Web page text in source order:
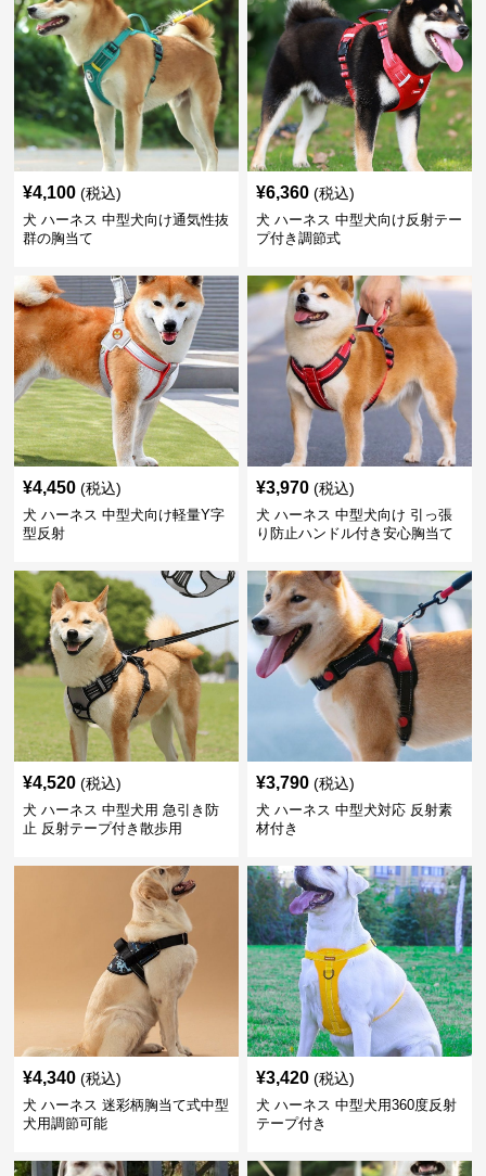
¥4,100 (税込)
犬 ハーネス 中型犬向け通気性抜
群の胸当て
¥6,360 (税込)
犬 ハーネス 中型犬向け反射テー
プ付き調節式
¥4,450 (税込)
犬 ハーネス 中型犬向け軽量Y字
型反射
¥3,970 (税込)
犬 ハーネス 中型犬向け 引っ張
り防止ハンドル付き安心胸当て
¥4,520 (税込)
犬 ハーネス 中型犬用 急引き防
止 反射テープ付き散歩用
¥3,790 (税込)
犬 ハーネス 中型犬対応 反射素
材付き
¥4,340 (税込)
犬 ハーネス 迷彩柄胸当て式中型
犬用調節可能
¥3,420 (税込)
犬 ハーネス 中型犬用360度反射
テープ付き